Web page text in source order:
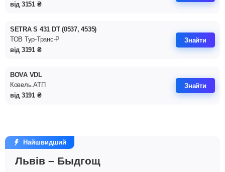
від 3151 ₴
BOVA VDL
Ковель.АТП
від 3191 ₴
Знайти
SETRA S 431 DT (0537, 4535)
ТОВ Тур-Транс-Р
від 3191 ₴
Знайти
Найшвидший
Львів – Быдгощ